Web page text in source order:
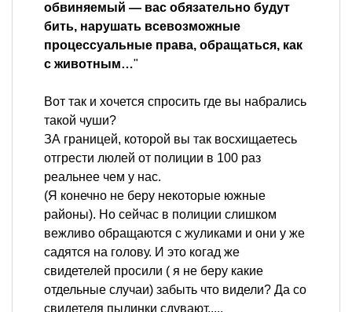
обвиняемый — вас обязательно будут
бить, нарушать всевозможные
процессуальные права, обращаться, как
с животным…"
Вот так и хочется спросить где вы набрались
такой чуши?
ЗА границей, которой вы так восхищаетесь
отгрести люлей от полиции в 100 раз
реальнее чем у нас.
(Я конечно не беру некоторые южные
районы). Но сейчас в полиции слишком
вежливо обращаются с жуликами и они у же
садятся на голову. И это когад же
свидетелей просили ( я не беру какие
отдельные случаи) забыть что видели? Да со
свидетеля пылинки сдувают.....